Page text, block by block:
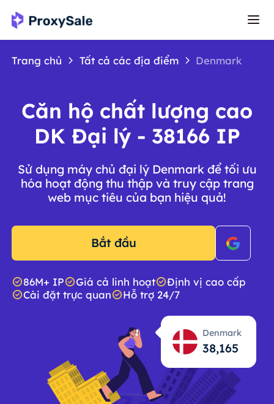
Trang chủ Tất cả các địa điểm Denmark
Căn hộ chất lượng cao
DK Đại lý - 38166 IP
Sử dụng máy chủ đại lý Denmark để tối ưu
hóa hoạt động thu thập và truy cập trang
web mục tiêu của bạn hiệu quả!
Bắt đầu
86M+ IP Giá cả linh hoạt
Định vị cao cấp
Cài đặt trực quan
Hỗ trợ 24/7
Denmark
38,166